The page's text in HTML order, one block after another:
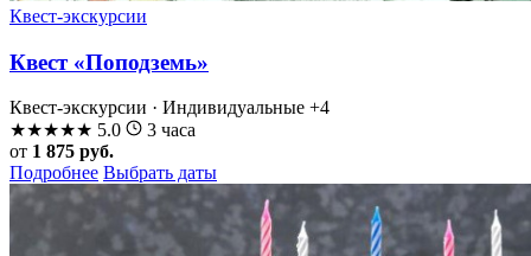
Квест-экскурсии
Квест «Поподземь»
Квест-экскурсии · Индивидуальные +4
★★★★★ 5.0
3 часа
от 1 875 руб.
Подробнее Выбрать даты